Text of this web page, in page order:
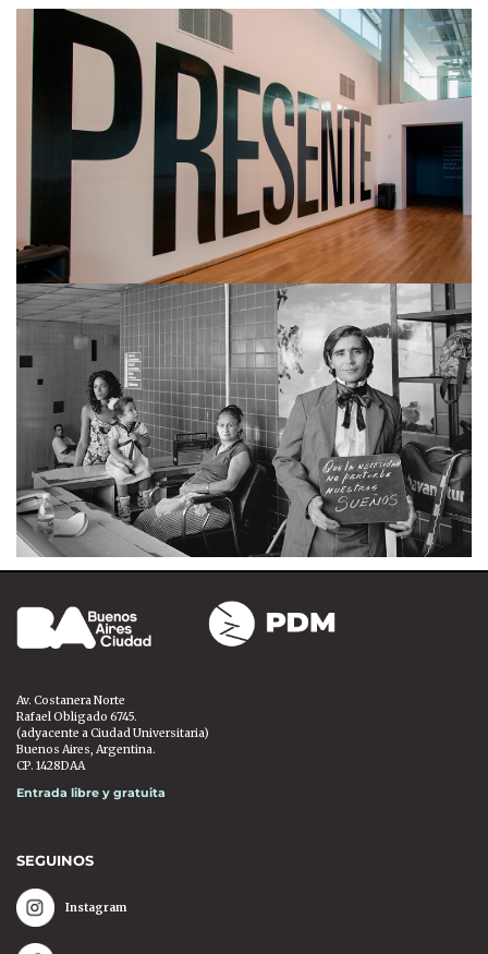
ALBERTINA CARRI
MARTÍN WEBER
Av. Costanera Norte
Rafael Obligado 6745.
(adyacente a Ciudad Universitaria)
Buenos Aires, Argentina.
CP. 1428DAA
Entrada libre y gratuita
SEGUINOS
Instagram